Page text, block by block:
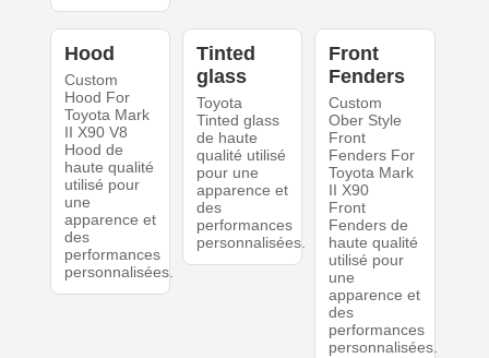
Hood
Custom
Hood For
Toyota Mark
II X90 V8
Hood de
haute qualité
utilisé pour
une
apparence et
des
performances
personnalisées.
Tinted
glass
Toyota
Tinted glass
de haute
qualité utilisé
pour une
apparence et
des
performances
personnalisées.
Front
Fenders
Custom
Ober Style
Front
Fenders For
Toyota Mark
II X90
Front
Fenders de
haute qualité
utilisé pour
une
apparence et
des
performances
personnalisées.